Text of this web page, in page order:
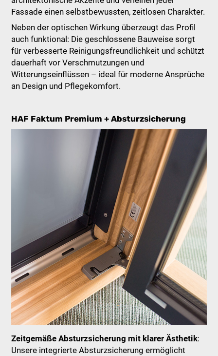
Fassade einen selbstbewussten, zeitlosen Charakter.
Neben der optischen Wirkung überzeugt das Profil
auch funktional: Die geschlossene Bauweise sorgt
für verbesserte Reinigungsfreundlichkeit und schützt
dauerhaft vor Verschmutzungen und
Witterungseinflüssen – ideal für moderne Ansprüche
an Design und Pflegekomfort.
HAF Faktum Premium + Absturzsicherung
Zeitgemäße Absturzsicherung mit klarer Ästhetik:
Unsere integrierte Absturzsicherung ermöglicht